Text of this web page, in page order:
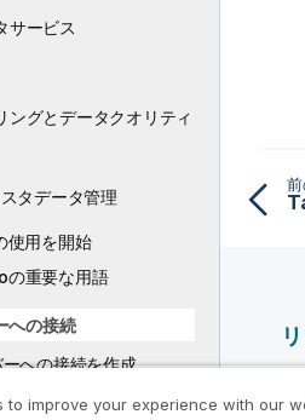
サービス
ングとデータクオリティ
タデータ管理
用を開始
重要な用語
への接続
への接続を作成
でアクティビティのロ
to improve your experience with our